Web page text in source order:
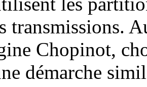
transmissions.
Chopinot,
démarche